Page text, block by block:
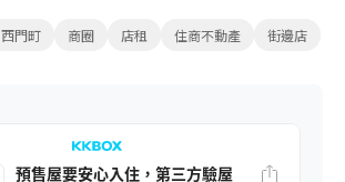
西門町 商圈 店租 住商不動產 街邊店